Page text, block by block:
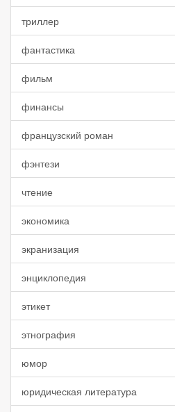
триллер
фантастика
фильм
финансы
французский роман
фэнтези
чтение
экономика
экранизация
энциклопедия
этикет
этнография
юмор
юридическая литература